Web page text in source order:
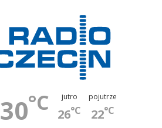
30°C jutro
26°C
pojutrze
22°C